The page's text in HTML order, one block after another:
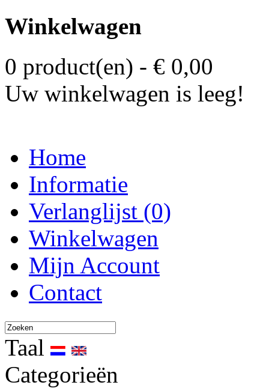
Winkelwagen
0 product(en) - € 0,00
Uw winkelwagen is leeg!
Home
Informatie
Verlanglijst (0)
Winkelwagen
Mijn Account
Contact
Taal
Categorieën